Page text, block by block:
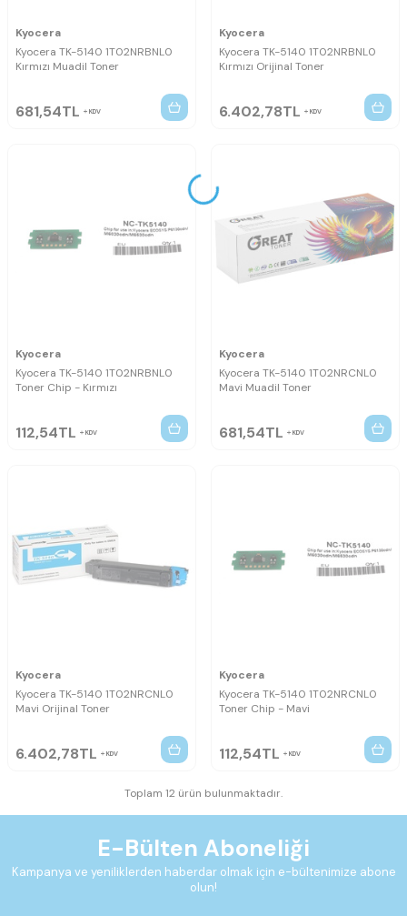
Kyocera
Kyocera TK-5140 1T02NRBNL0
Kırmızı Muadil Toner
681,54TL KDV
Kyocera
Kyocera TK-5140 1T02NRBNL0
Kırmızı Orijinal Toner
6.402,78TL KDV
Kyocera
Kyocera TK-5140 1T02NRBNL0
Toner Chip - Kırmızı
112,54TL KDV
Kyocera
Kyocera TK-5140 1T02NRCNL0
Mavi Muadil Toner
681,54TL KDV
Kyocera
Kyocera TK-5140 1T02NRCNL0
Mavi Orijinal Toner
6.402,78TL KDV
Kyocera
Kyocera TK-5140 1T02NRCNL0
Toner Chip - Mavi
112,54TL KDV
Toplam 12 ürün bulunmaktadır.
E-Bülten Aboneliği
Kampanya ve yeniliklerden haberdar olmak için e-bültenimize abone
olun!